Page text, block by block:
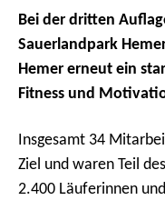
Bei der dritten
Sauerlandpark
Hemer erneut ein
Fitness und
Insgesamt 34
Ziel und waren Teil
2.400 Läuferinnen